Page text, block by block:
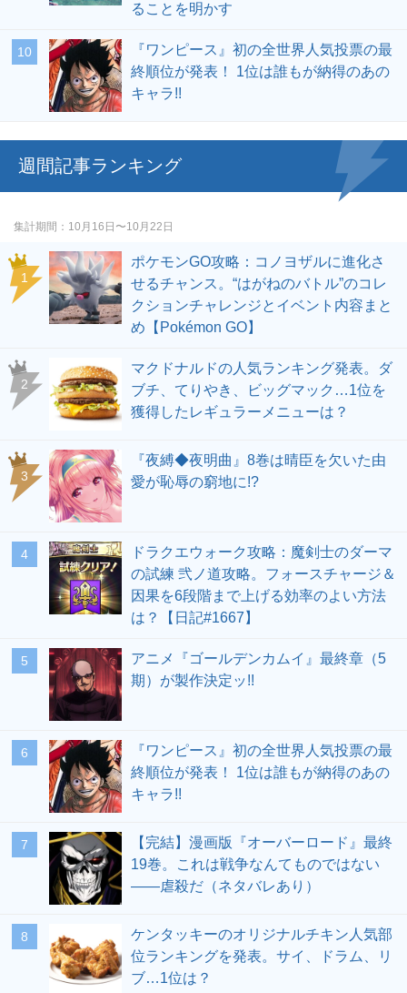
ることを明かす
『ワンピース』初の全世界人気投票の最
終順位が発表！ 1位は誰もが納得のあの
キャラ!!
週間記事ランキング
集計期間 10月16日〜10月22日
ポケモンGO攻略：コノヨザルに進化さ
せるチャンス。“はがねのバトル”のコレ
クションチャレンジとイベント内容まと
め【Pokémon GO】
マクドナルドの人気ランキング発表。ダ
ブチ、てりやき、ビッグマック…1位を
獲得したレギュラーメニューは？
『夜縛◆夜明曲』8巻は晴臣を欠いた由
愛が恥辱の窮地に!?
ドラクエウォーク攻略：魔剣士のダーマ
の試練 弐ノ道攻略。フォースチャージ＆
因果を6段階まで上げる効率のよい方法
は？【日記#1667】
アニメ『ゴールデンカムイ』最終章（5
期）が製作決定ッ!!
『ワンピース』初の全世界人気投票の最
終順位が発表！ 1位は誰もが納得のあの
キャラ!!
【完結】漫画版『オーバーロード』最終
19巻。これは戦争なんてものではない
――虐殺だ（ネタバレあり）
ケンタッキーのオリジナルチキン人気部
位ランキングを発表。サイ、ドラム、リ
ブ…1位は？